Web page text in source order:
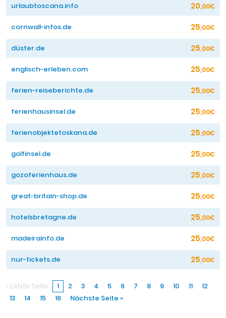
urlaubtoscana.info 20,00€
cornwall-infos.de 25,00€
düster.de 25,00€
englisch-erleben.com 25,00€
ferien-reiseberichte.de 25,00€
ferienhausinsel.de 25,00€
ferienobjektetoskana.de 25,00€
golfinsel.de 25,00€
gozoferienhaus.de 25,00€
great-britain-shop.de 25,00€
hotelsbretagne.de 25,00€
madeirainfo.de 25,00€
nur-tickets.de 25,00€
« Letzte Seite 1 2 3 4 5 6 7 8 9 10 11
12
13
14 15 16 Nächste Seite »